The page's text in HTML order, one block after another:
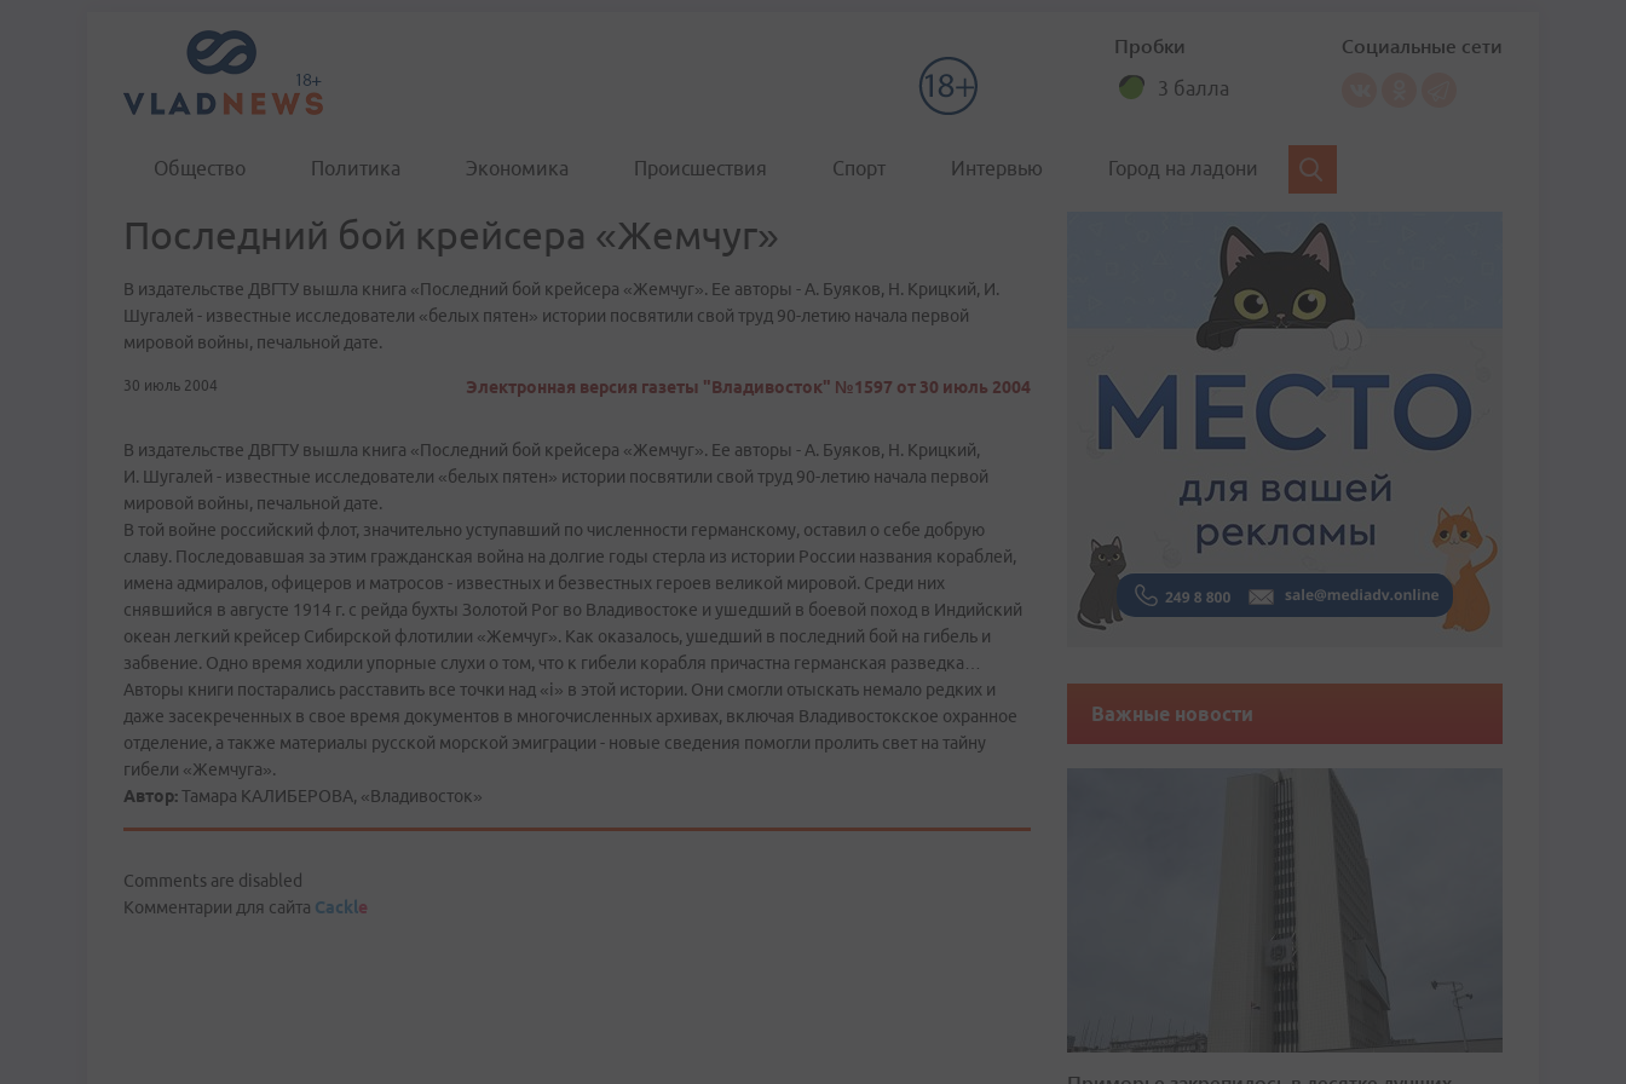
Пробки
3 балла
Социальные сети
Общество Политика Экономика Происшествия Спорт Интервью Город на ладони
Последний бой крейсера «Жемчуг»
В издательстве ДВГТУ вышла книга «Последний бой крейсера «Жемчуг». Ее авторы - А. Буяков, Н. Крицкий, И.
Шугалей - известные исследователи «белых пятен» истории посвятили свой труд 90-летию начала первой
мировой войны, печальной дате.
30 июль 2004 Электронная версия газеты "Владивосток" №1597 от 30 июль 2004
В издательстве ДВГТУ вышла книга «Последний бой крейсера «Жемчуг». Ее авторы - А. Буяков, Н. Крицкий,
И. Шугалей - известные исследователи «белых пятен» истории посвятили свой труд 90-летию начала первой
мировой войны, печальной дате.
В той войне российский флот, значительно уступавший по численности германскому, оставил о себе добрую
славу. Последовавшая за этим гражданская война на долгие годы стерла из истории России названия кораблей,
имена адмиралов, офицеров и матросов - известных и безвестных героев великой мировой. Среди них
снявшийся в августе 1914 г. с рейда бухты Золотой Рог во Владивостоке и ушедший в боевой поход в Индийский
океан легкий крейсер Сибирской флотилии «Жемчуг». Как оказалось, ушедший в последний бой на гибель и
забвение. Одно время ходили упорные слухи о том, что к гибели корабля причастна германская разведка…
Авторы книги постарались расставить все точки над «i» в этой истории. Они смогли отыскать немало редких и
даже засекреченных в свое время документов в многочисленных архивах, включая Владивостокское охранное
отделение, а также материалы русской морской эмиграции - новые сведения помогли пролить свет на тайну
гибели «Жемчуга».
Автор:Тамара КАЛИБЕРОВА, «Владивосток»
Comments are disabled
Комментарии для сайта Cackle
Важные новости